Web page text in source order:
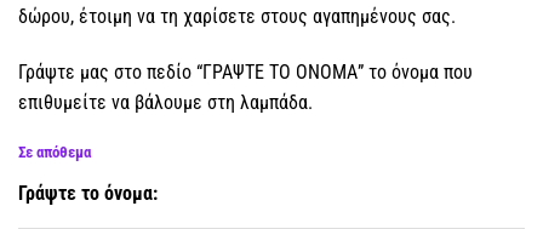
δώρου, έτοιμη να τη χαρίσετε στους αγαπημένους σας.
Γράψτε μας στο πεδίο “ΓΡΑΨΤΕ ΤΟ ΟΝΟΜΑ” το όνομα που
επιθυμείτε να βάλουμε στη λαμπάδα.
Σε απόθεμα
Γράψτε το όνομα: